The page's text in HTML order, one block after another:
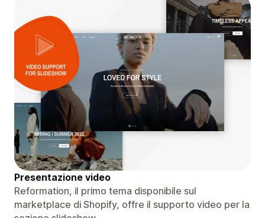
Presentazione video
Reformation, il primo tema disponibile sul
marketplace di Shopify, offre il supporto video per la